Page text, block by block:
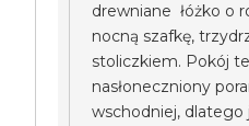
drewniane łóżko o
nocną szafkę,
stoliczkiem. Pokój
nasłoneczniony
wschodniej, dlatego